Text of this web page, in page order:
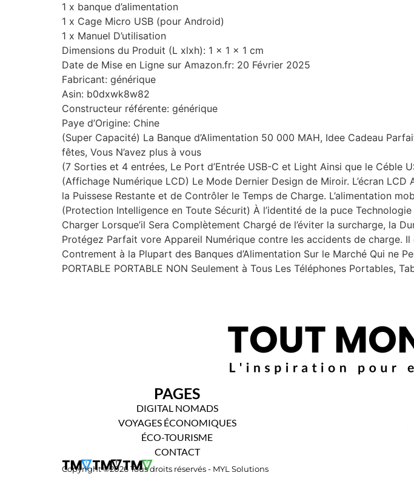
1 x banque d’alimentation
1 x Cage Micro USB (pour Android)
1 x Manuel D’utilisation
Dimensions du Produit (L xlxh): 1 x 1 x 1 cm
Date de Mise en Ligne sur Amazon.fr: 20 Février 2025
Fabricant: générique
Asin: b0dxwk8w82
Constructeur référente: générique
Paye d’Origine: Chine
(Super Capacité) La Banque d’Alimentation 50 000 MAH, Idee Cadeau
fêtes, Vous N’avez plus à vous
(7 Sorties et 4 entrées, Le Port d’Entrée USB-C et Light Ainsi que le Céble
(Affichage Numérique LCD) Le Mode Dernier Design de Miroir. L’écran
la Puissese Restante et de Contrôler le Temps de Charge. L’alimentation
(Protection Intelligence en Toute Sécurit) À l’identité de la puce
Charger Lorsque’il Sera Complètement Chargé de l’éviter la surcharge, la
Protégez Parfait vore Appareil Numérique contre les accidents de charge.
Contrement à la Plupart des Banques d’Alimentation Sur le Marché Qui ne
PORTABLE PORTABLE NON Seulement à Tous Les Téléphones Portables,
PAGES
DIGITAL NOMADS
VOYAGES ÉCONOMIQUES
ÉCO-TOURISME
CONTACT
Copyright ©2026 Tous droits réservés - MYL Solutions